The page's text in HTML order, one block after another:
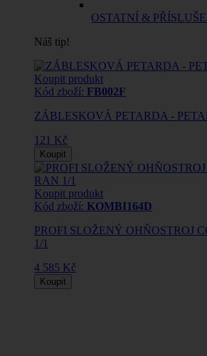
OSTATNÍ &
Náš tip!
Koupit produkt
Kód zboží: FB002F
ZÁBLESKOVÁ PETARDA -
121 Kč
Koupit
Koupit produkt
Kód zboží: KOMBI164D
PROFI SLOŽENÝ OHŇOSTROJ
1/1
4 585 Kč
Koupit